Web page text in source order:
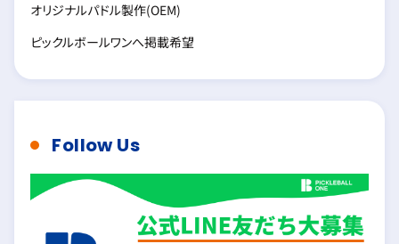
オリジナルパドル製作(OEM)
ピックルボールワンへ掲載希望
Follow Us